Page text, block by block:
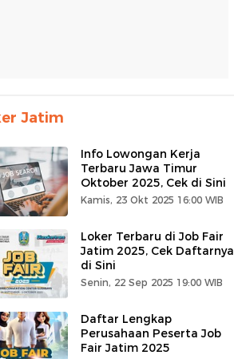
Jatim
Info Lowongan Kerja
Terbaru Jawa Timur
Oktober 2025, Cek di Sini
Kamis, 23 Okt 2025 16:00 WIB
Loker Terbaru di Job Fair
Jatim 2025, Cek Daftarnya
di Sini
Senin, 22 Sep 2025 19:00 WIB
Daftar Lengkap
Perusahaan Peserta Job
Fair Jatim 2025